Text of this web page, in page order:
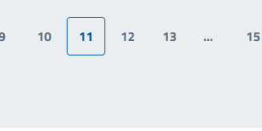
10 11 12 13 ... 15